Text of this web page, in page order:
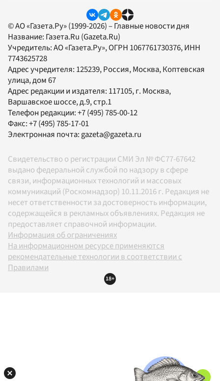
© АО «Газета.Ру» (1999-2026) – Главные новости дня
Название: Газета.Ru (Gazeta.Ru)
Учредитель:АО «Газета.Ру», ОГРН 1067761730376, ИНН
7743625728
Адрес учредителя: 125239, Россия, Москва, Коптевская
улица, дом 67
Адрес редакции и издателя: 117105, г. Москва,
Варшавское шоссе, д.9, стр.1
Телефон редакции:+7 (495) 785-00-12
Факс:+7 (495) 785-17-01
Электронная почта: gazeta@gazeta.ru
Свидетельство о регистрации СМИ Эл № ФС77-67642
выдано федеральной службой по надзору в сфере
связи, информационных технологий и массовых
коммуникаций (Роскомнадзор) 10.11.2016 г. Редакция не
несет ответственности за достоверность информации,
содержащейся в рекламных объявлениях. Редакция не
предоставляет справочной информации.
Информация об ограничениях
На информационном ресурсе применяются
рекомендательные технологии в соответствии с
Правилами
18+